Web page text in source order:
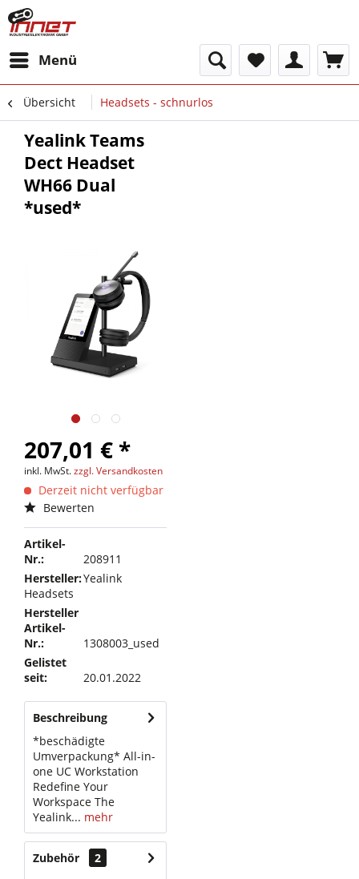
Menü
Übersicht Headsets - schnurlos
Yealink Teams
Dect Headset
WH66 Dual
*used*
207,01 € *
inkl. MwSt.zzgl. Versandkosten
Derzeit nicht verfügbar
Bewerten
Artikel-
Nr.:
208911
Hersteller:Yealink
Headsets
Hersteller
Artikel-
Nr.:
1308003_used
Gelistet
seit:
20.01.2022
Beschreibung
*beschädigte
Umverpackung* All-in-
one UC Workstation
Redefine Your
Workspace The
Yealink... mehr
Zubehör 2